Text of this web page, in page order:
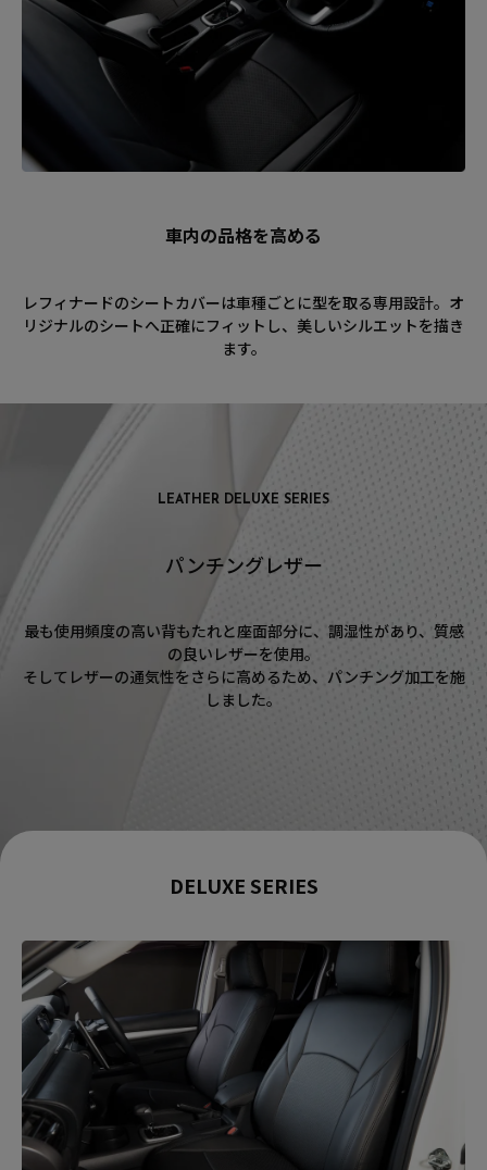
車内の品格を高める
レフィナードのシートカバーは車種ごとに型を取る専用設計。オ
リジナルのシートへ正確にフィットし、美しいシルエットを描き
ます。
LEATHER DELUXE SERIES
パンチングレザー
最も使用頻度の高い背もたれと座面部分に、調湿性があり、質感
の良いレザーを使用。
そしてレザーの通気性をさらに高めるため、パンチング加工を施
しました。
DELUXE SERIES